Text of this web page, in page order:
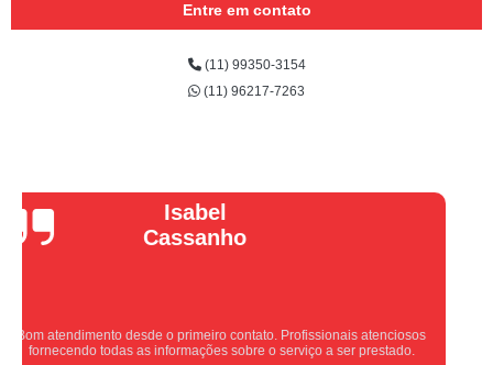
Entre em contato
(11) 99350-3154
(11) 96217-7263
Vera Maria
Equipe nota 10, trabalho rápido com excelência , super organizados.
Super indico.